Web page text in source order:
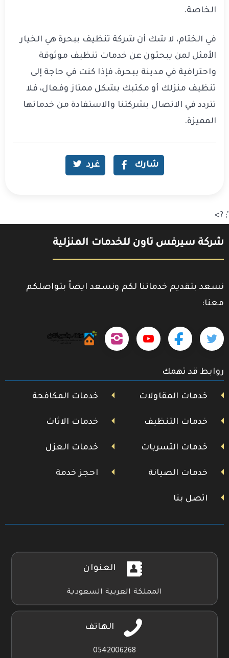
الخاصة.
في الختام، لا شك أن شركة تنظيف ببحرة هي الخيار
الأمثل لمن يبحثون عن خدمات تنظيف موثوقة
واحترافية في مدينة ببحرة، فإذا كنت في حاجة إلى
تنظيف منزلك أو مكتبك بشكل ممتاز وفعال، فلا
تتردد في الاتصال بشركتنا والاستفادة من خدماتها
المميزة.
شارك غرد
'; ?>
شركة سيرفس تاون للخدمات المنزلية
نسعد بتقديم خدماتنا لكم ونسعد ايضاً بتواصلكم
معنا:
تابعنا تابعنا تابعنا تابعنا
جوجل
بلاي
روابط قد تهمك
خدمات المقاولات خدمات المكافحة
خدمات التنظيف خدمات الاثاث
خدمات التسربات خدمات العزل
خدمات الصيانة احجز خدمة
اتصل بنا
العنوان
المملكة العربية السعودية
الهاتف
0542006268